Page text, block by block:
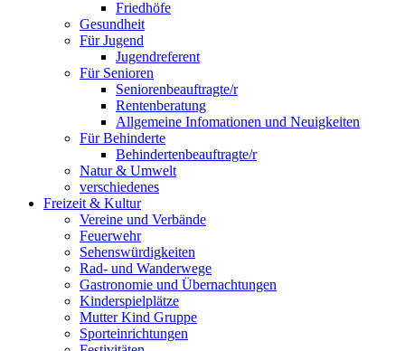
Friedhöfe
Gesundheit
Für Jugend
Jugendreferent
Für Senioren
Seniorenbeauftragte/r
Rentenberatung
Allgemeine Infomationen und Neuigkeiten
Für Behinderte
Behindertenbeauftragte/r
Natur & Umwelt
verschiedenes
Freizeit & Kultur
Vereine und Verbände
Feuerwehr
Sehenswürdigkeiten
Rad- und Wanderwege
Gastronomie und Übernachtungen
Kinderspielplätze
Mutter Kind Gruppe
Sporteinrichtungen